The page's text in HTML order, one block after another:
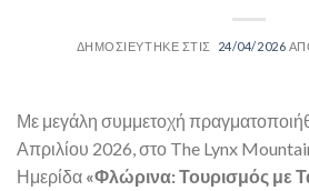
24/04/2026
Με μεγάλη συμμετοχή
Απριλίου 2026, στο The Lynx
Ημερίδα «Φλώρινα: Τουρισμός με